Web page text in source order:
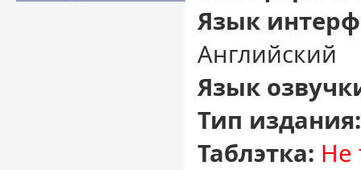
Язык
Английский
Язык
Тип
Таблэтка: Не